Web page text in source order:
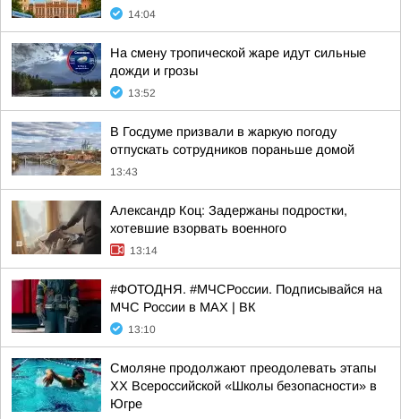
14:04
На смену тропической жаре идут сильные
дожди и грозы
13:52
В Госдуме призвали в жаркую погоду
отпускать сотрудников пораньше домой
13:43
Александр Коц: Задержаны подростки,
хотевшие взорвать военного
13:14
#ФОТОДНЯ. #МЧСРоссии. Подписывайся на
МЧС России в MAX | ВК
13:10
Смоляне продолжают преодолевать этапы
XX Всероссийской «Школы безопасности» в
Югре